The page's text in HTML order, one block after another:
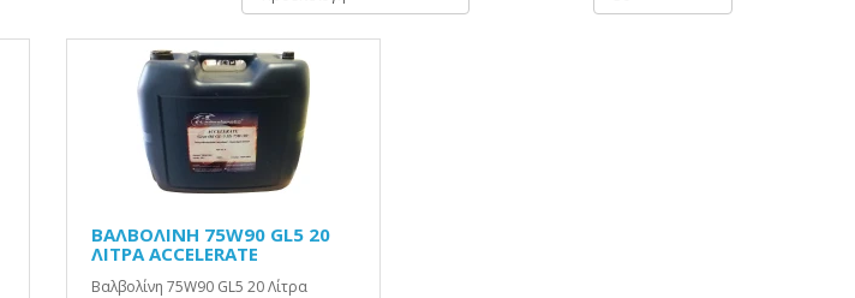
ΒΑΛΒΟΛΙΝΗ 75W90 GL5 20
ΛΙΤΡA ACCELERATE
Βαλβολίνη 75W90 GL5 20 Λίτρα